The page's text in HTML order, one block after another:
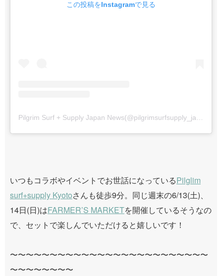
この投稿をInstagramで見る
いつもコラボやイベントでお世話になっているPilglim
surf+supply Kyotoさんも徒歩9分。同じ週末の6/13(土)、
14日(日)はFARMER’S MARKETを開催しているそうなの
で、セットで楽しんでいただけると嬉しいです！
〜〜〜〜〜〜〜〜〜〜〜〜〜〜〜〜〜〜〜〜〜〜〜〜〜
〜〜〜〜〜〜〜〜